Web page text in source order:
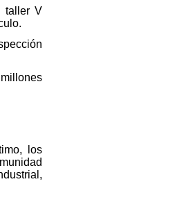
taller V
los